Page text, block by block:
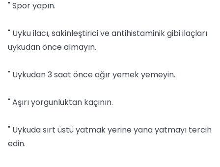
" Spor yapın.
" Uyku ilacı, sakinleştirici ve antihistaminik gibi ilaçları
uykudan önce almayın.
" Uykudan 3 saat önce ağır yemek yemeyin.
" Aşırı yorgunluktan kaçının.
" Uykuda sırt üstü yatmak yerine yana yatmayı tercih
edin.